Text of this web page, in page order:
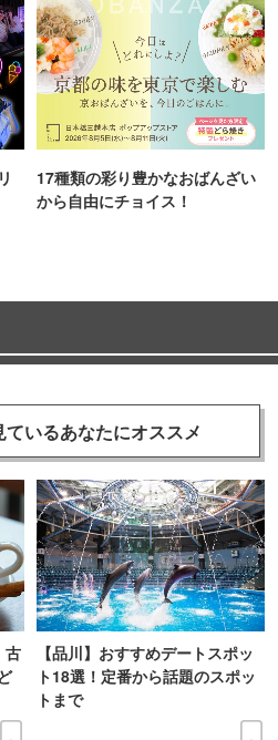
17種類の彩り豊かなおばんざい
から自由にチョイス！
ているあなたにオススメ
古
【品川】おすすめデートスポッ
ト18選！定番から話題のスポッ
トまで